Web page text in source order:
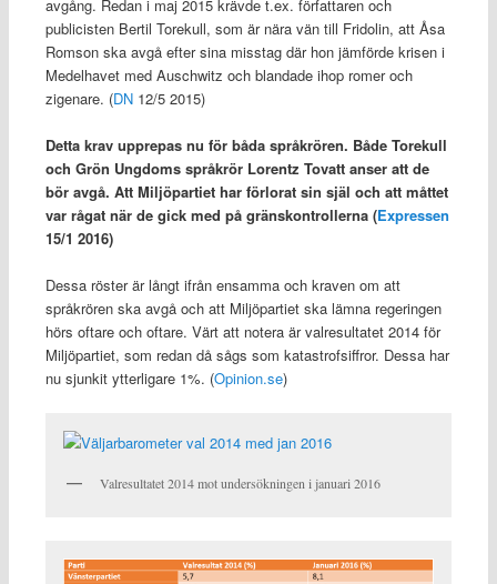
avgång. Redan i maj 2015 krävde t.ex. författaren och
publicisten Bertil Torekull, som är nära vän till Fridolin, att Åsa
Romson ska avgå efter sina misstag där hon jämförde krisen i
Medelhavet med Auschwitz och blandade ihop romer och
zigenare. (DN12/5 2015)
Detta krav upprepas nu för båda språkrören. Både Torekull
och Grön Ungdoms språkrör Lorentz Tovatt anser att de
bör avgå. Att Miljöpartiet har förlorat sin själ och att måttet
var rågat när de gick med på gränskontrollerna (Expressen
15/1 2016)
Dessa röster är långt ifrån ensamma och kraven om att
språkrören ska avgå och att Miljöpartiet ska lämna regeringen
hörs oftare och oftare. Värt att notera är valresultatet 2014 för
Miljöpartiet, som redan då sågs som katastrofsiffror. Dessa har
nu sjunkit ytterligare 1%. (Opinion.se)
Valresultatet 2014 mot undersökningen i januari 2016